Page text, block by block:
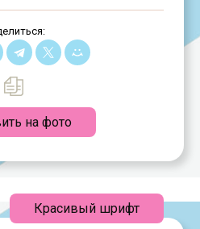
на фото
Красивый шрифт